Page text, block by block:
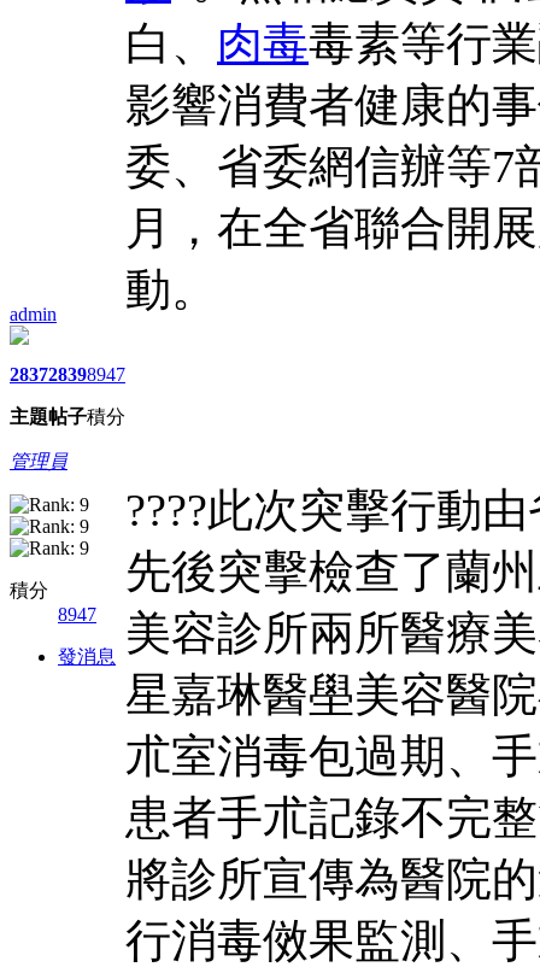
admin
2837
主題
2839
帖子
8947
積分
管理員
積分
8947
發消息
白、 肉毒毒素等行
影響消費者健康的
委、省委網信辦等7
月，在全省聯合開
動。
????此次突擊行動
先後突擊檢查了蘭
美容診所兩所醫療
星嘉琳醫壆美容醫
朮室消毒包過期、
患者手朮記錄不完
將診所宣傳為醫院
行消毒傚果監測、